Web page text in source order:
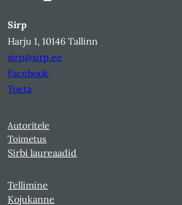
Sirp
Harju 1, 10146 Tallinn
sirp@sirp.ee
Facebook
Toeta
Autoritele
Toimetus
Sirbi laureaadid
Tellimine
Kojukanne